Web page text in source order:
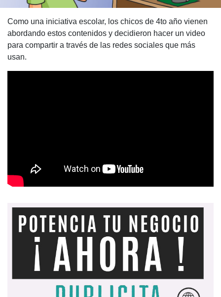
Como una iniciativa escolar, los chicos de 4to año vienen
abordando estos contenidos y decidieron hacer un video
para compartir a través de las redes sociales que más
usan.